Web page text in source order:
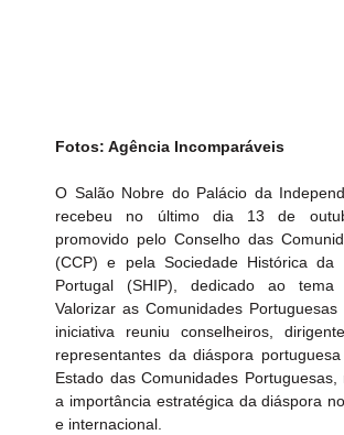
Fotos: Agência Incomparáveis
O Salão Nobre do Palácio da
recebeu no último dia 13 de
promovido pelo Conselho das
(CCP) e pela Sociedade Histórica da
Portugal (SHIP), dedicado ao tema
Valorizar as Comunidades Portuguesas
iniciativa reuniu conselheiros,
representantes da diáspora
Estado das Comunidades
a importância estratégica da diáspora
e internacional.